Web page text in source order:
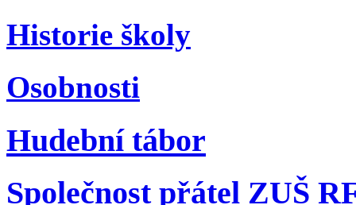
Historie školy
Osobnosti
Hudební tábor
Společnost přátel ZUŠ